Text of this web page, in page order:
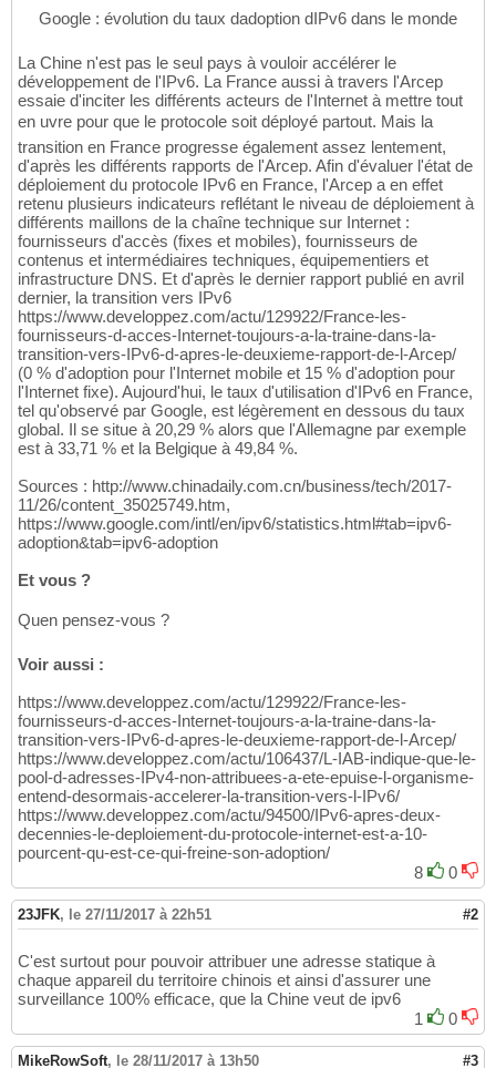
Google : évolution du taux dadoption dIPv6 dans le monde
La Chine n'est pas le seul pays à vouloir accélérer le
développement de l'IPv6. La France aussi à travers l'Arcep
essaie d'inciter les différents acteurs de l'Internet à mettre tout
en uvre pour que le protocole soit déployé partout. Mais la
transition en France progresse également assez lentement,
d'après les différents rapports de l'Arcep. Afin d'évaluer l'état de
déploiement du protocole IPv6 en France, l'Arcep a en effet
retenu plusieurs indicateurs reflétant le niveau de déploiement à
différents maillons de la chaîne technique sur Internet :
fournisseurs d'accès (fixes et mobiles), fournisseurs de
contenus et intermédiaires techniques, équipementiers et
infrastructure DNS. Et d'après le dernier rapport publié en avril
dernier, la transition vers IPv6
https://www.developpez.com/actu/129922/France-les-
fournisseurs-d-acces-Internet-toujours-a-la-traine-dans-la-
transition-vers-IPv6-d-apres-le-deuxieme-rapport-de-l-Arcep/
(0 % d'adoption pour l'Internet mobile et 15 % d'adoption pour
l'Internet fixe). Aujourd'hui, le taux d'utilisation d'IPv6 en France,
tel qu'observé par Google, est légèrement en dessous du taux
global. Il se situe à 20,29 % alors que l'Allemagne par exemple
est à 33,71 % et la Belgique à 49,84 %.
Sources : http://www.chinadaily.com.cn/business/tech/2017-
11/26/content_35025749.htm,
https://www.google.com/intl/en/ipv6/statistics.html#tab=ipv6-
adoption&tab=ipv6-adoption
Et vous ?
Quen pensez-vous ?
Voir aussi :
https://www.developpez.com/actu/129922/France-les-
fournisseurs-d-acces-Internet-toujours-a-la-traine-dans-la-
transition-vers-IPv6-d-apres-le-deuxieme-rapport-de-l-Arcep/
https://www.developpez.com/actu/106437/L-IAB-indique-que-le-
pool-d-adresses-IPv4-non-attribuees-a-ete-epuise-l-organisme-
entend-desormais-accelerer-la-transition-vers-l-IPv6/
https://www.developpez.com/actu/94500/IPv6-apres-deux-
decennies-le-deploiement-du-protocole-internet-est-a-10-
pourcent-qu-est-ce-qui-freine-son-adoption/
8
0
23JFK, le 27/11/2017 à 22h51 #2
C'est surtout pour pouvoir attribuer une adresse statique à
chaque appareil du territoire chinois et ainsi d'assurer une
surveillance 100% efficace, que la Chine veut de ipv6
1
0
MikeRowSoft, le 28/11/2017 à 13h50 #3